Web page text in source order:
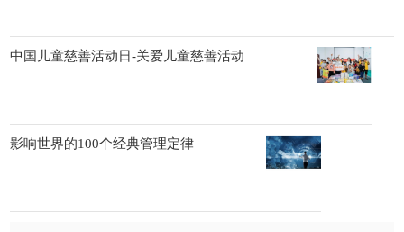
中国儿童慈善活动日-关爱儿童慈善活动
影响世界的100个经典管理定律